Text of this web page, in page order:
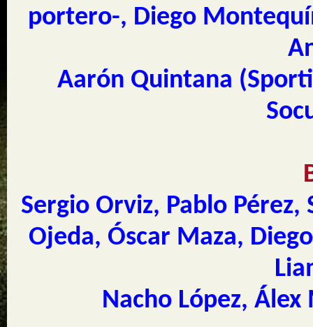
portero-, Diego
Aarón Quintana
Sergio Orviz, Pablo Pérez,
Ojeda, Óscar Maza,
Nacho López,